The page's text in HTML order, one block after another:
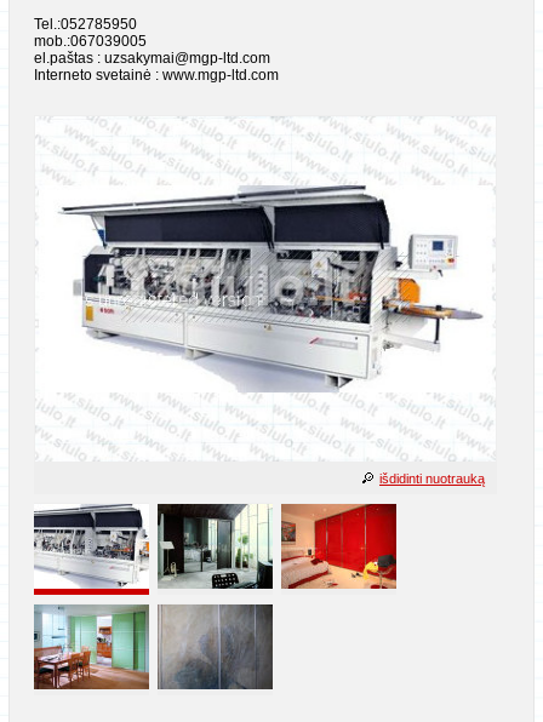
Tel.:052785950
mob.:067039005
el.paštas : uzsakymai@mgp-ltd.com
Interneto svetainė : www.mgp-ltd.com
išdidinti nuotrauką